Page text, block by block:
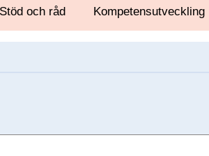
Stöd och råd Kompetensutveckling